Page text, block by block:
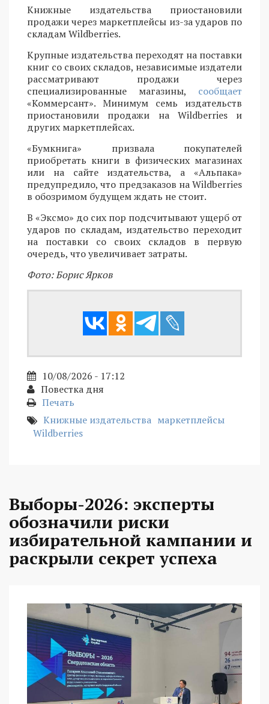
Книжные издательства приостановили
продажи через маркетплейсы из-за ударов по
складам Wildberries.
Крупные издательства переходят на поставки
книг со своих складов, независимые издатели
рассматривают продажи через
специализированные магазины, сообщает
«Коммерсант». Минимум семь издательств
приостановили продажи на Wildberries и
других маркетплейсах.
«Бумкнига» призвала покупателей
приобретать книги в физических магазинах
или на сайте издательства, а «Альпака»
предупредило, что предзаказов на Wildberries
в обозримом будущем ждать не стоит.
В «Эксмо» до сих пор подсчитывают ущерб от
ударов по складам, издательство переходит
на поставки со своих складов в первую
очередь, что увеличивает затраты.
Фото: Борис Ярков
10/08/2026 - 17:12
Повестка дня
Печать
Книжные издательства маркетплейсы
Wildberries
Выборы-2026: эксперты
обозначили риски
избирательной кампании и
раскрыли секрет успеха